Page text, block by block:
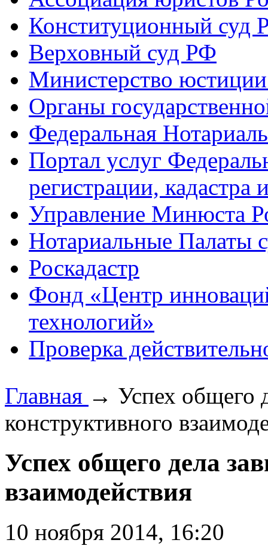
Конституционный суд
Верховный суд РФ
Министерство
Органы
Федеральная
Портал услуг
регистрации, кадастра
Управление Минюста
Нотариальные Палаты
Роскадастр
Фонд «Центр
технологий»
Проверка
Главная → Успех общего
конструктивного
Успех общего дела
взаимодействия
10 ноября 2014, 16:20